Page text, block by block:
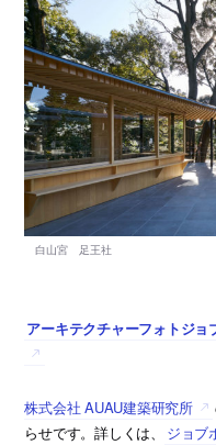
アーキテクチャーフォトジ
株式会社 AUAU建築研究所
らせです。詳しくは、
ジョブ